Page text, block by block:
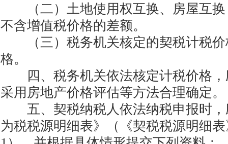
（二）土地使用权互换、房屋互换
不含增值税价格的差额。
（三）税务机关核定的契税计税价
格。
四、税务机关依法核定计税价格，
采用房地产价格评估等方法合理确定。
五、契税纳税人依法纳税申报时，
为税税源明细表》（《契税税源明细